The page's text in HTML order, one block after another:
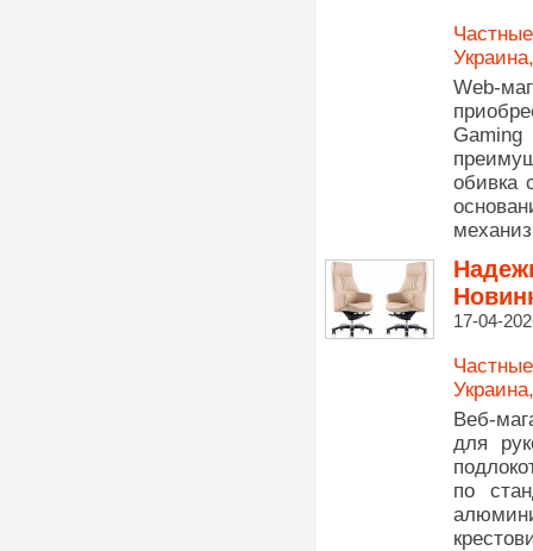
Web-
обивка
17-04-
Веб-
для
по